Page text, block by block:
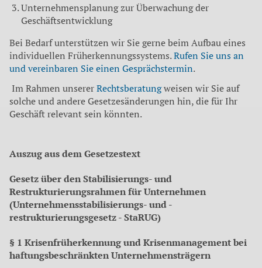
Unternehmensplanung zur Überwachung der
Geschäftsentwicklung
Bei Bedarf unterstützen wir Sie gerne beim Aufbau eines
individuellen Früherkennungssystems.Rufen Sie uns an
und vereinbaren Sie einen Gesprächs­termin.
Im Rahmen unsererRechtsberatungweisen wir Sie auf
solche und andere Gesetzesänderungen hin, die für Ihr
Geschäft relevant sein könnten.
Auszug aus dem Gesetzestext
Gesetz über den Stabilisierungs- und
Restrukturierungsrahmen für Unternehmen
(Unternehmensstabilisierungs- und -
restrukturierungsgesetz - StaRUG)
§ 1 Krisenfrüherkennung und Krisenmanagement bei
haftungsbeschränkten Unternehmensträgern